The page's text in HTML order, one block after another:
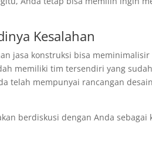
Kesalahan
jasa konstruksi bisa
memiliki tim tersendiri yang
telah mempunyai rancangan
berdiskusi dengan Anda